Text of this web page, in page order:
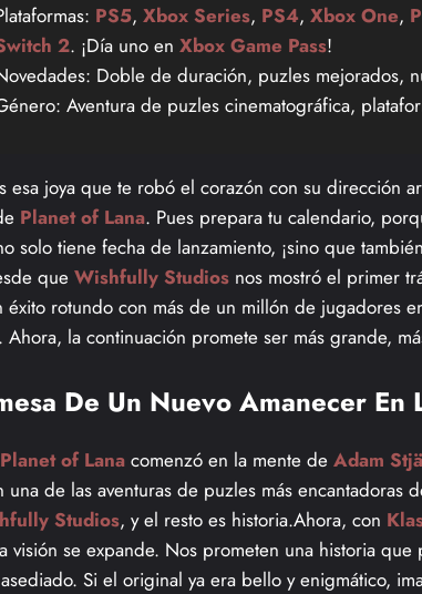
PS5, Xbox Series, PS4, Xbox One,
2. ¡Día uno en Xbox Game Pass!
Doble de duración, puzles mejorados,
Aventura de puzles cinematográfica,
esa joya que te robó el corazón con su dirección
Planet of Lana. Pues prepara tu calendario,
solo tiene fecha de lanzamiento, ¡sino que
que Wishfully Studios nos mostró el primer
rotundo con más de un millón de jugadores
Ahora, la continuación promete ser más grande,
De Un Nuevo Amanecer En
Planet of Lana comenzó en la mente de Adam
de las aventuras de puzles más encantadoras
Studios, y el resto es historia.Ahora, con
visión se expande. Nos prometen una historia
Si el original ya era bello y enigmático,